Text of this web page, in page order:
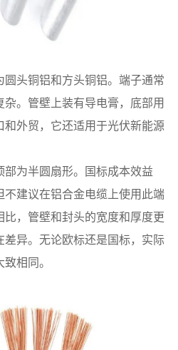
圆头铜铝和方头铜铝。端子通常
。管壁上装有导电膏，底部用
和外贸，它还适用于光伏新能源
部为半圆扇形。国标成本效益
不建议在铝合金电缆上使用此端
，管壁和封头的宽度和厚度更
差异。无论欧标还是国标，实际
相同。